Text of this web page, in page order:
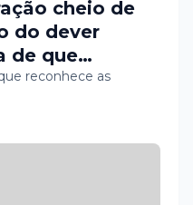
cheio de
do dever
de que
72% de
6 anos
como
reconhece as